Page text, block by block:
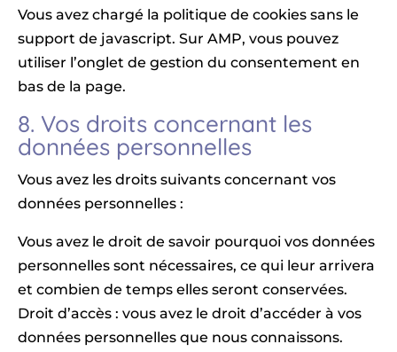
Vous avez chargé la politique de cookies sans le
support de javascript. Sur AMP, vous pouvez
utiliser l’onglet de gestion du consentement en
bas de la page.
8. Vos droits concernant les
données personnelles
Vous avez les droits suivants concernant vos
données personnelles :
Vous avez le droit de savoir pourquoi vos données
personnelles sont nécessaires, ce qui leur arrivera
et combien de temps elles seront conservées.
Droit d’accès : vous avez le droit d’accéder à vos
données personnelles que nous connaissons.